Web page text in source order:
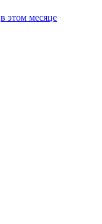
в этом месяце